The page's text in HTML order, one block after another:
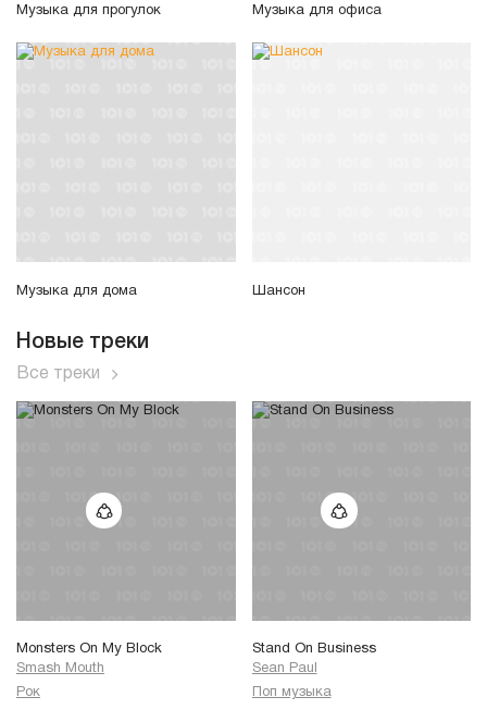
Музыка для прогулок Музыка для офиса
Музыка для дома Шансон
Новые треки
Все треки
Monsters On My Block
Smash Mouth
Рок
Stand On Business
Sean Paul
Поп музыка